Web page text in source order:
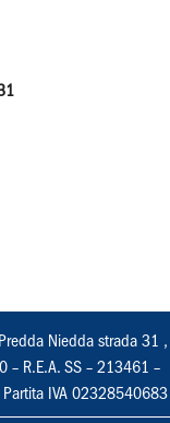
Niedda strada 31 ,
– R.E.A. SS – 213461 –
Partita IVA 02328540683